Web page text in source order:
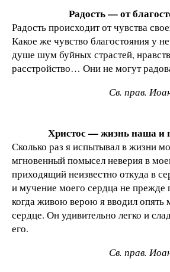
Радость — от
Радость происходит от чувства
Какое же чувство благостояния у
душе шум буйных страстей,
расстройство… Они не могут
Св. прав.
Христос — жизнь наша и
Сколько раз я испытывал в жизни
мгновенный помысел неверия в
приходящий неизвестно откуда в
и мучение моего сердца не прежде
когда живою верою я вводил опять
сердце. Он удивительно легко и
его.
Св. прав.